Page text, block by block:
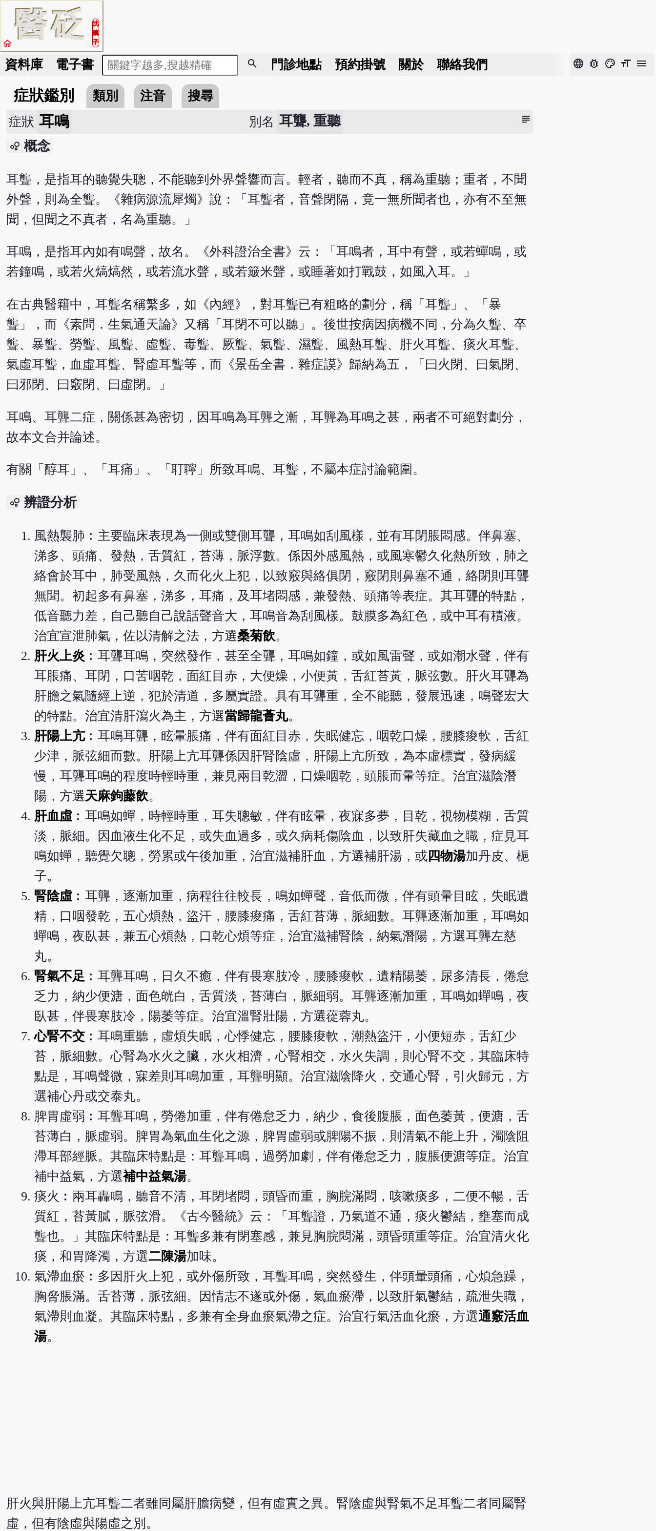
醫砭
沈
藥
子
home
資料庫 電子書 search 門診地點 預約掛號 關於 聯絡我們 language bug_report color_lens format_size menu
症狀鑑別 類別 注音 搜尋
subject
症狀 耳鳴 別名 耳聾, 重聽
bubble_chart 概念
耳聾，是指耳的聽覺失聰，不能聽到外界聲響而言。輕者，聽而不真，稱為重聽；重者，不聞
外聲，則為全聾。《雜病源流犀燭》說：「耳聾者，音聲閉隔，竟一無所聞者也，亦有不至無
聞，但聞之不真者，名為重聽。」
耳鳴，是指耳內如有鳴聲，故名。《外科證治全書》云：「耳鳴者，耳中有聲，或若蟬鳴，或
若鐘鳴，或若火熇熇然，或若流水聲，或若簸米聲，或睡著如打戰鼓，如風入耳。」
在古典醫籍中，耳聾名稱繁多，如《內經》，對耳聾已有粗略的劃分，稱「耳聾」、「暴
聾」，而《素問．生氣通天論》又稱「耳閉不可以聽」。後世按病因病機不同，分為久聾、卒
聾、暴聾、勞聾、風聾、虛聾、毒聾、厥聾、氣聾、濕聾、風熱耳聾、肝火耳聾、痰火耳聾、
氣虛耳聾，血虛耳聾、腎虛耳聾等，而《景岳全書．雜症謨》歸納為五，「曰火閉、曰氣閉、
曰邪閉、曰竅閉、曰虛閉。」
耳鳴、耳聾二症，關係甚為密切，因耳鳴為耳聾之漸，耳聾為耳鳴之甚，兩者不可絕對劃分，
故本文合并論述。
有關「醇耳」、「耳痛」、「耵聹」所致耳鳴、耳聾，不屬本症討論範圍。
bubble_chart 辨證分析
風熱襲肺︰主要臨床表現為一側或雙側耳聾，耳鳴如刮風樣，並有耳閉脹悶感。伴鼻塞、
涕多、頭痛、發熱，舌質紅，苔薄，脈浮數。係因外感風熱，或風寒鬱久化熱所致，肺之
絡會於耳中，肺受風熱，久而化火上犯，以致竅與絡俱閉，竅閉則鼻塞不通，絡閉則耳聾
無聞。初起多有鼻塞，涕多，耳痛，及耳堵悶感，兼發熱、頭痛等表症。其耳聾的特點，
低音聽力差，自己聽自己說話聲音大，耳鳴音為刮風樣。鼓膜多為紅色，或中耳有積液。
治宜宣泄肺氣，佐以清解之法，方選桑菊飲。
肝火上炎 ︰耳聾耳鳴，突然發作，甚至全聾，耳鳴如鐘，或如風雷聲，或如潮水聲，伴有
耳脹痛、耳閉，口苦咽乾，面紅目赤，大便燥，小便黃，舌紅苔黃，脈弦數。肝火耳聾為
肝膽之氣隨經上逆，犯於清道，多屬實證。具有耳聾重，全不能聽，發展迅速，鳴聲宏大
的特點。治宜清肝瀉火為主，方選當歸龍薈丸。
肝陽上亢︰耳鳴耳聾，眩暈脹痛，伴有面紅目赤，失眠健忘，咽乾口燥，腰膝痠軟，舌紅
少津，脈弦細而數。肝陽上亢耳聾係因肝腎陰虛，肝陽上亢所致，為本虛標實，發病緩
慢，耳聾耳鳴的程度時輕時重，兼見兩目乾澀，口燥咽乾，頭脹而暈等症。治宜滋陰潛
陽，方選天麻鉤藤飲。
肝血虛︰耳鳴如蟬，時輕時重，耳失聰敏，伴有眩暈，夜寐多夢，目乾，視物模糊，舌質
淡，脈細。因血液生化不足，或失血過多，或久病耗傷陰血，以致肝失藏血之職，症見耳
鳴如蟬，聽覺欠聰，勞累或午後加重，治宜滋補肝血，方選補肝湯，或 四物湯加丹皮、梔
子。
腎陰虛︰耳聾，逐漸加重，病程往往較長，鳴如蟬聲，音低而微，伴有頭暈目眩，失眠遺
精，口咽發乾，五心煩熱，盜汗，腰膝痠痛，舌紅苔薄，脈細數。耳聾逐漸加重，耳鳴如
蟬鳴，夜臥甚，兼五心煩熱，口乾心煩等症，治宜滋補腎陰，納氣潛陽，方選耳聾左慈
丸。
腎氣不足 ︰耳聾耳鳴，日久不癒，伴有畏寒肢冷，腰膝痠軟，遺精陽萎，尿多清長，倦怠
乏力，納少便溏，面色㿠白，舌質淡，苔薄白，脈細弱。耳聾逐漸加重，耳鳴如蟬鳴，夜
臥甚，伴畏寒肢冷，陽萎等症。治宜溫腎壯陽，方選蓯蓉丸。
心腎不交︰耳鳴重聽，虛煩失眠，心悸健忘，腰膝痠軟，潮熱盜汗，小便短赤，舌紅少
苔，脈細數。心腎為水火之臟，水火相濟，心腎相交，水火失調，則心腎不交，其臨床特
點是，耳鳴聲微，寐差則耳鳴加重，耳聾明顯。治宜滋陰降火，交通心腎，引火歸元，方
選補心丹或交泰丸。
脾胃虛弱︰耳聾耳鳴，勞倦加重，伴有倦怠乏力，納少，食後腹脹，面色萎黃，便溏，舌
苔薄白，脈虛弱。脾胃為氣血生化之源，脾胃虛弱或脾陽不振，則清氣不能上升，濁陰阻
滯耳部經脈。其臨床特點是：耳聾耳鳴，過勞加劇，伴有倦怠乏力，腹脹便溏等症。治宜
補中益氣，方選補中益氣湯。
痰火︰兩耳轟鳴，聽音不清，耳閉堵悶，頭昏而重，胸脘滿悶，咳嗽痰多，二便不暢，舌
質紅，苔黃膩，脈弦滑。《古今醫統》云：「耳聾證，乃氣道不通，痰火鬱結，壅塞而成
聾也。」其臨床特點是：耳聾多兼有閉塞感，兼見胸脘悶滿，頭昏頭重等症。治宜清火化
痰，和胃降濁，方選二陳湯加味。
氣滯血瘀︰多因肝火上犯，或外傷所致，耳聾耳鳴，突然發生，伴頭暈頭痛，心煩急躁，
胸脅脹滿。舌苔薄，脈弦細。因情志不遂或外傷，氣血瘀滯，以致肝氣鬱結，疏泄失職，
氣滯則血凝。其臨床特點，多兼有全身血瘀氣滯之症。治宜行氣活血化瘀，方選通竅活血
湯。
肝火與肝陽上亢耳聾二者雖同屬肝膽病變，但有虛實之異。腎陰虛與腎氣不足耳聾二者同屬腎
虛，但有陰虛與陽虛之別。